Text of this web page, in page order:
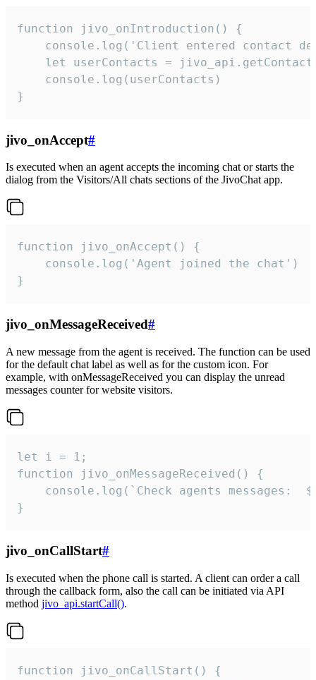
function jivo_onIntroduction() {
console.log('Client entered contact
let userContacts =
    console.log(userContacts)
}
jivo_onAccept#
Is executed when an agent accepts the incoming chat or starts the
dialog from the Visitors/All chats sections of the JivoChat app.
function jivo_onAccept() {
}
jivo_onMessageReceived#
A new message from the agent is received. The function can be used
for the default chat label as well as for the custom icon. For
example, with onMessageReceived you can display the unread
messages counter for website visitors.
let i = 1;
function jivo_onMessageReceived() {
}
jivo_onCallStart#
Is executed when the phone call is started. A client can order a call
through the callback form, also the call can be initiated via API
method jivo_api.startCall().
function jivo_onCallStart() {